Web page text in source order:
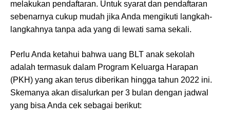
melakukan pendaftaran. Untuk syarat dan pendaftaran
sebenarnya cukup mudah jika Anda mengikuti langkah-
langkahnya tanpa ada yang di lewati sama sekali.
Perlu Anda ketahui bahwa uang BLT anak sekolah
adalah termasuk dalam Program Keluarga Harapan
(PKH) yang akan terus diberikan hingga tahun 2022 ini.
Skemanya akan disalurkan per 3 bulan dengan jadwal
yang bisa Anda cek sebagai berikut: